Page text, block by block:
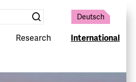
Suche
Deutsch
Research International